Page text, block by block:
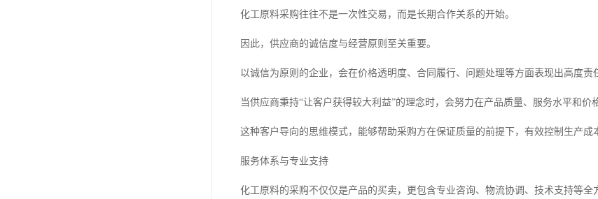
化工原料采购往往不是一次性交易，而是长期合作关系的开始。
因此，供应商的诚信度与经营原则至关重要。
以诚信为原则的企业，会在价格透明度、合同履行、问题处理等方面表现出高度责
当供应商秉持“让客户获得较大利益”的理念时，会努力在产品质量、服务水平和价
这种客户导向的思维模式，能够帮助采购方在保证质量的前提下，有效控制生产成
服务体系与专业支持
化工原料的采购不仅仅是产品的买卖，更包含专业咨询、物流协调、技术支持等全